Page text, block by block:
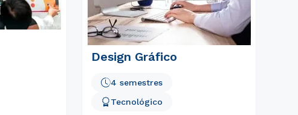
Design Gráfico
4 semestres
Tecnológico